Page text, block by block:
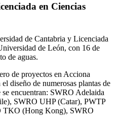
en Ciencias
de Cantabria y Licenciada
de León, con 16 de
de aguas.
de proyectos en Acciona
diseño de numerosas plantas de
se encuentran: SWRO Adelaida
SWRO UHP (Catar), PWTP
TKO (Hong Kong), SWRO